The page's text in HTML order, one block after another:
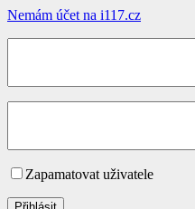
Nemám účet na i117.cz
Zapamatovat uživatele